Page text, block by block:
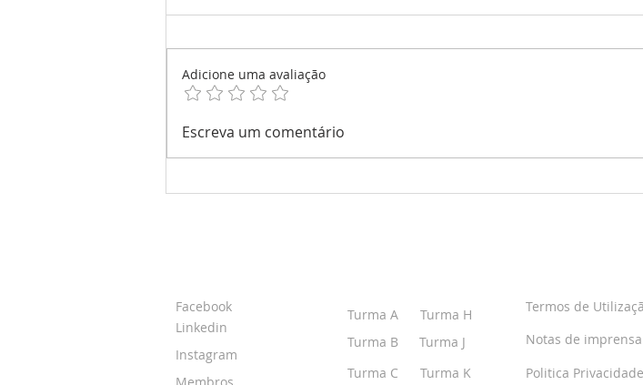
H. Moser & Cie. Citrus
Adicione uma avaliação
Escreva um comentário
Facebook
Linkedin
Instagram
Turma A
Turma H
Turma B
Turma J
Turma C
Turma K
Termos de
Notas de imprensa
Politica Privacidade